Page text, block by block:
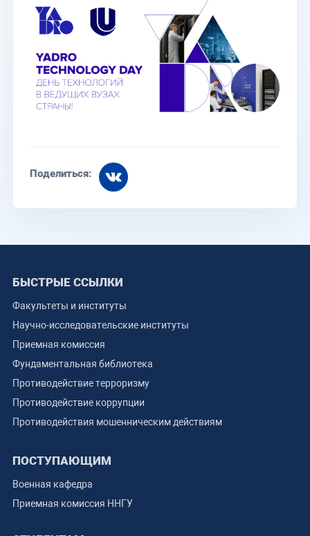
Поделиться:
БЫСТРЫЕ ССЫЛКИ
Факультеты и институты
Научно-исследовательские институты
Приемная комиссия
Фундаментальная библиотека
Противодействие терроризму
Противодействие коррупции
Противодействия мошенническим действиям
ПОСТУПАЮЩИМ
Военная кафедра
Приемная комиссия ННГУ